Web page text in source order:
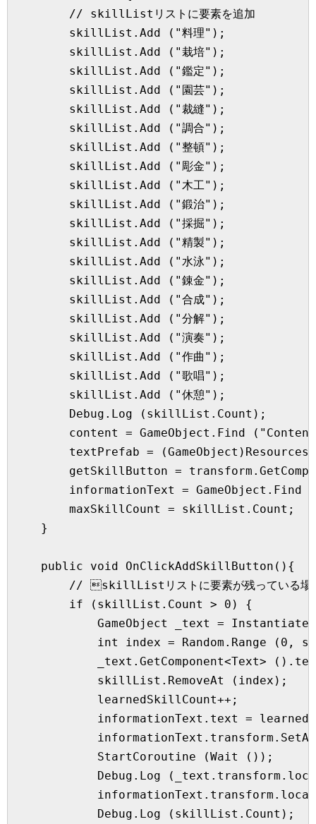
        // skillListリストに要素を追加
        skillList.Add ("料理");
        skillList.Add ("栽培");
        skillList.Add ("鑑定");
        skillList.Add ("園芸");
        skillList.Add ("裁縫");
        skillList.Add ("調合");
        skillList.Add ("整頓");
        skillList.Add ("彫金");
        skillList.Add ("木工");
        skillList.Add ("鍛治");
        skillList.Add ("採掘");
        skillList.Add ("精製");
        skillList.Add ("水泳");
        skillList.Add ("錬金");
        skillList.Add ("合成");
        skillList.Add ("分解");
        skillList.Add ("演奏");
        skillList.Add ("作曲");
        skillList.Add ("歌唱");
        skillList.Add ("休憩");
        Debug.Log (skillList.Count);
content = GameObject.Find
textPrefab =
getSkillButton =
informationText = GameObject.Find
        maxSkillCount = skillList.Count;
    }
    public void OnClickAddSkillButton(){
// skillListリストに要素が残っている場
        if (skillList.Count > 0) {
GameObject _text =
int index = Random.Range (0,
_text.GetComponent<Text>
            skillList.RemoveAt (index);
            learnedSkillCount++;
informationText.text =
            StartCoroutine (Wait ());
Debug.Log
            Debug.Log (skillList.Count);